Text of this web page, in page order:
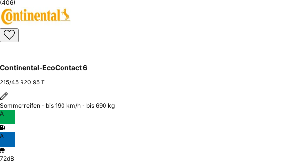
(406)
Continental-EcoContact 6
215/45 R20 95 T
Sommerreifen - bis 190 km/h - bis 690 kg
A
A
72dB